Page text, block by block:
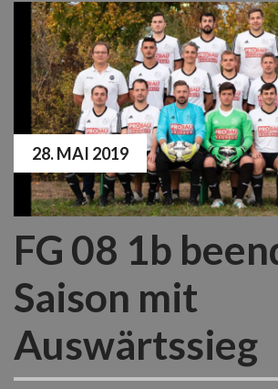
FG 08 1b
Saison mit
Auswärtssieg
28. MAI 2019